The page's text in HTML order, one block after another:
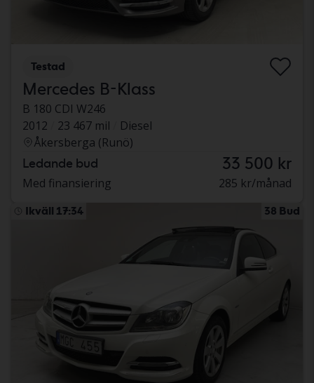
Testad
Mercedes B-Klass
B 180 CDI W246
2012
23 467 mil
Diesel
Åkersberga (Runö)
Ledande bud 33 500 kr
Med finansiering 285 kr/månad
Ikväll 17:34 38 Bud